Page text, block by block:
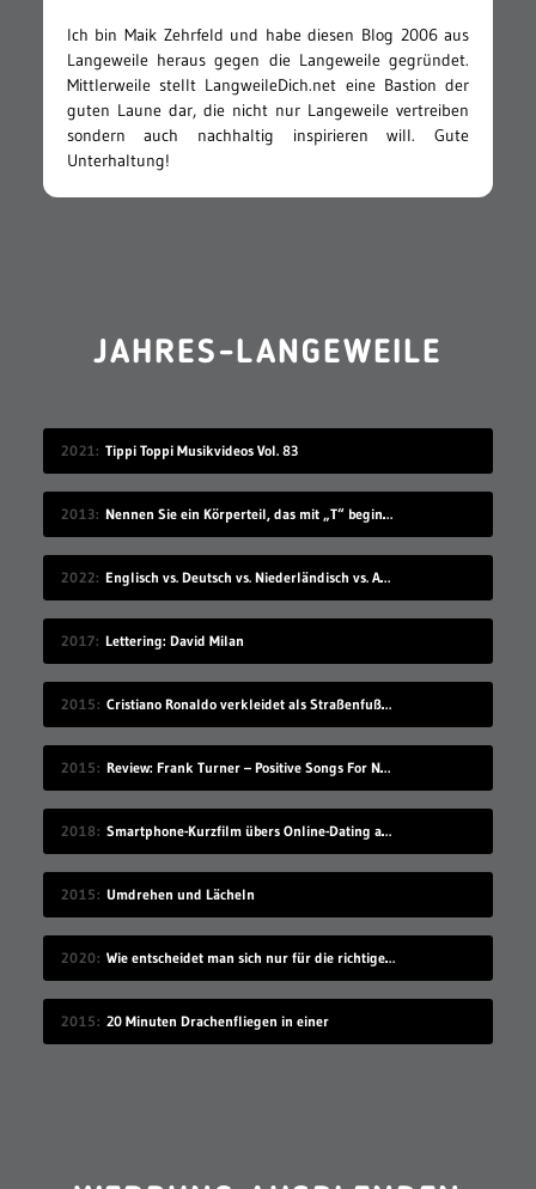
Ich bin Maik Zehrfeld und habe diesen Blog 2006 aus
Langeweile heraus gegen die Langeweile gegründet.
Mittlerweile stellt LangweileDich.net eine Bastion der
guten Laune dar, die nicht nur Langeweile vertreiben
sondern auch nachhaltig inspirieren will. Gute
Unterhaltung!
JAHRES-LANGEWEILE
2021 Tippi Toppi Musikvideos Vol. 83
2013 Nennen Sie ein Körperteil, das mit „T“ beginnt
2022 Englisch vs. Deutsch vs. Niederländisch vs. Afrikaans
2017 Lettering: David Milan
2015 Cristiano Ronaldo verkleidet als Straßenfußballer
2015 Review: Frank Turner – Positive Songs For Negative People
2018 Smartphone-Kurzfilm übers Online-Dating auf Zugreise
2015 Umdrehen und Lächeln
2020 Wie entscheidet man sich nur für die richtige Idee?
2015 20 Minuten Drachenfliegen in einer